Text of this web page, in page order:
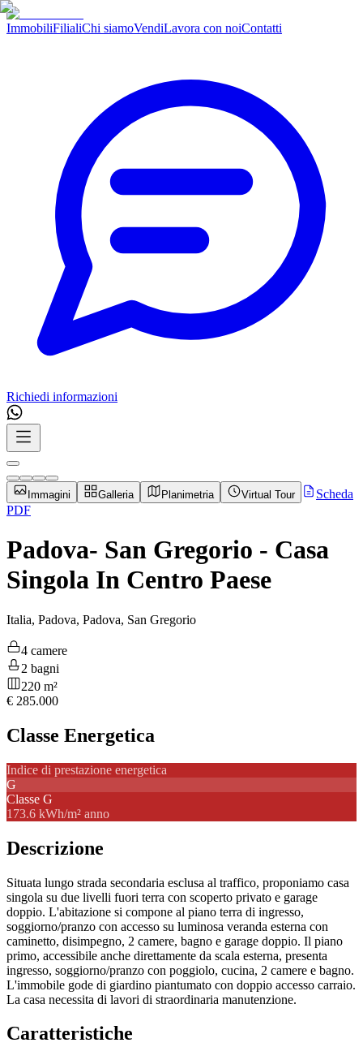
ImmobiliFilialiChi siamoVendiLavora con noiContatti
Richiedi informazioni
Immagini Galleria Planimetria Virtual Tour
Scheda
PDF
Padova- San Gregorio - Casa
Singola In Centro Paese
Italia, Padova, Padova, San Gregorio
4 camere
2 bagni
220 m²
€ 285.000
Classe Energetica
Indice di prestazione energetica
G
Classe G
173.6 kWh/m² anno
Descrizione
Situata lungo strada secondaria esclusa al traffico, proponiamo casa
singola su due livelli fuori terra con scoperto privato e garage
doppio. L'abitazione si compone al piano terra di ingresso,
soggiorno/pranzo con accesso su luminosa veranda esterna con
caminetto, disimpegno, 2 camere, bagno e garage doppio. Il piano
primo, accessibile anche direttamente da scala esterna, presenta
ingresso, soggiorno/pranzo con poggiolo, cucina, 2 camere e bagno.
L'immobile gode di giardino piantumato con doppio accesso carraio.
La casa necessita di lavori di straordinaria manutenzione.
Caratteristiche